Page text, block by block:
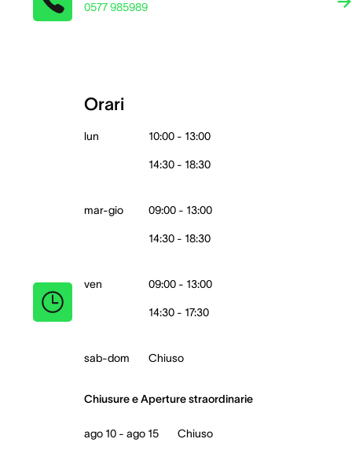
0577 985989
Orari
lun 10:00 - 13:00
14:30 - 18:30
mar-gio 09:00 - 13:00
14:30 - 18:30
ven 09:00 - 13:00
14:30 - 17:30
sab-dom Chiuso
Chiusure e Aperture straordinarie
ago 10 - ago 15 Chiuso